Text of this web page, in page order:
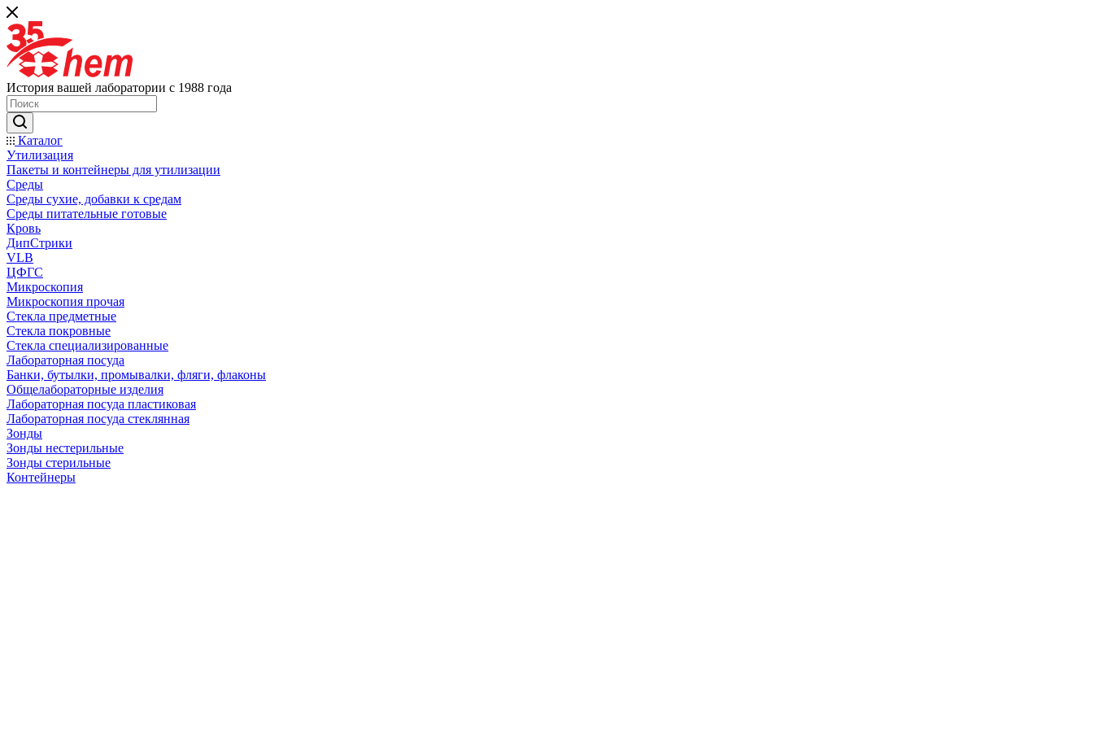
История вашей лаборатории с 1988 года
Каталог
Утилизация
Пакеты и контейнеры для утилизации
Среды
Среды сухие, добавки к средам
Среды питательные готовые
Кровь
ДипСтрики
VLB
ЦФГС
Микроскопия
Микроскопия прочая
Стекла предметные
Стекла покровные
Стекла специализированные
Лабораторная посуда
Банки, бутылки, промывалки, фляги, флаконы
Общелабораторные изделия
Лабораторная посуда пластиковая
Лабораторная посуда стеклянная
Зонды
Зонды нестерильные
Зонды стерильные
Контейнеры